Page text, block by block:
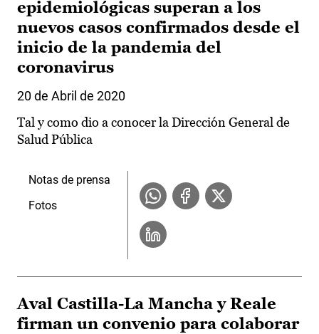
epidemiológicas superan a los
nuevos casos confirmados desde el
inicio de la pandemia del
coronavirus
20 de Abril de 2020
Tal y como dio a conocer la Dirección General de
Salud Pública
Notas de prensa
Fotos
Aval Castilla-La Mancha y Reale
firman un convenio para colaborar